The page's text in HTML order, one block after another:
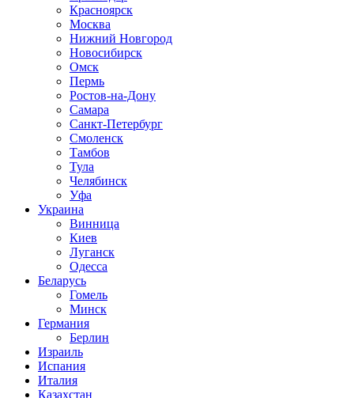
Красноярск
Москва
Нижний Новгород
Новосибирск
Омск
Пермь
Ростов-на-Дону
Самара
Санкт-Петербург
Смоленск
Тамбов
Тула
Челябинск
Уфа
Украина
Винница
Киев
Луганск
Одесса
Беларусь
Гомель
Минск
Германия
Берлин
Израиль
Испания
Италия
Казахстан